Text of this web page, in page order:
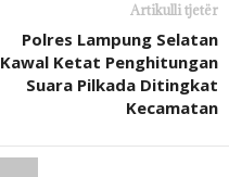
Artikulli tjetër
Polres Lampung Selatan
Kawal Ketat Penghitungan
Suara Pilkada Ditingkat
Kecamatan